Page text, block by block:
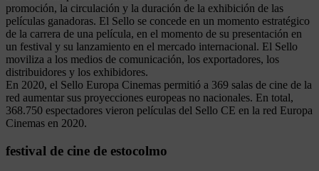
promoción, la circulación y la duración de la exhibición de las
películas ganadoras. El Sello se concede en un momento estratégico
de la carrera de una película, en el momento de su presentación en
un festival y su lanzamiento en el mercado internacional. El Sello
moviliza a los medios de comunicación, los exportadores, los
distribuidores y los exhibidores.
En 2020, el Sello Europa Cinemas permitió a 369 salas de cine de la
red aumentar sus proyecciones europeas no nacionales. En total,
368.750 espectadores vieron películas del Sello CE en la red Europa
Cinemas en 2020.
festival de cine de estocolmo